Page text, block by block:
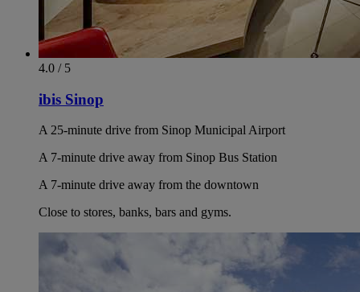
4.0 / 5
ibis Sinop
A 25-minute drive from Sinop Municipal Airport
A 7-minute drive away from Sinop Bus Station
A 7-minute drive away from the downtown
Close to stores, banks, bars and gyms.